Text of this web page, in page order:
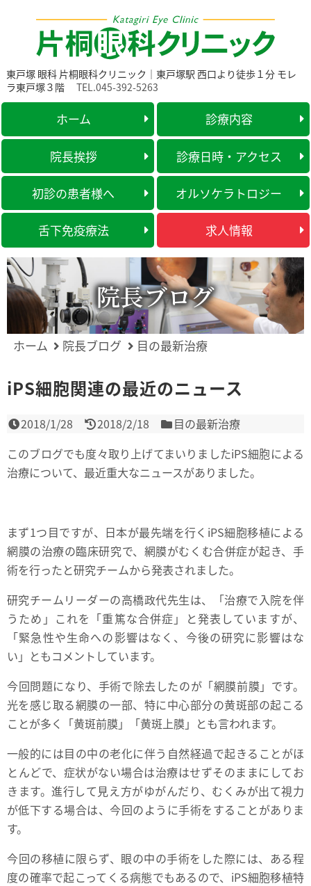
東戸塚 眼科 片桐眼科クリニック｜東戸塚駅 西口より徒歩１分 モレ
ラ東戸塚３階
TEL.045-392-5263
ホーム 診療内容
院長挨拶 診療日時・アクセス
初診の患者様へ オルソケラトロジー
舌下免疫療法 求人情報
院長ブログ
ホーム 院長ブログ 目の最新治療
iPS細胞関連の最近のニュース
2018/1/28 2018/2/18
目の最新治療
このブログでも度々取り上げてまいりましたiPS細胞による
治療について、最近重大なニュースがありました。
まず1つ目ですが、日本が最先端を行くiPS細胞移植による
網膜の治療の臨床研究で、網膜がむくむ合併症が起き、手
術を行ったと研究チームから発表されました。
研究チームリーダーの高橋政代先生は、「治療で入院を伴
うため」これを「重篤な合併症」と発表していますが、
「緊急性や生命への影響はなく、今後の研究に影響はな
い」ともコメントしています。
今回問題になり、手術で除去したのが「網膜前膜」です。
光を感じ取る網膜の一部、特に中心部分の黄斑部の起こる
ことが多く「黄斑前膜」「黄斑上膜」とも言われます。
一般的には目の中の老化に伴う自然経過で起きることがほ
とんどで、症状がない場合は治療はせずそのままにしてお
きます。進行して見え方がゆがんだり、むくみが出て視力
が低下する場合は、今回のように手術をすることがありま
す。
今回の移植に限らず、眼の中の手術をした際には、ある程
度の確率で起こってくる病態でもあるので、iPS細胞移植特